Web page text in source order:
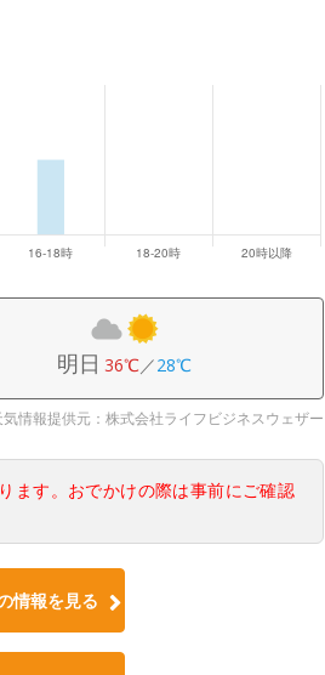
明日 36℃／28℃
気情報提供元：株式会社ライフビジネスウェザー
ます。おでかけの際は事前にご確認
情報を見る